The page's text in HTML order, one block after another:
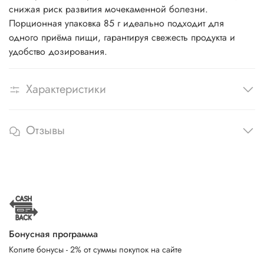
снижая риск развития мочекаменной болезни.
Порционная упаковка 85 г идеально подходит для
одного приёма пищи, гарантируя свежесть продукта и
удобство дозирования.
Характеристики
Отзывы
Бонусная программа
Копите бонусы - 2% от суммы покупок на сайте